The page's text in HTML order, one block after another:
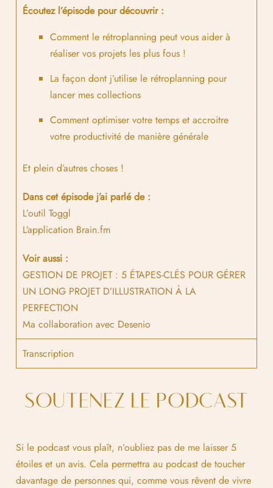
Écoutez l’épisode pour découvrir :
Comment le rétroplanning peut vous aider à
réaliser vos projets les plus fous !
La façon dont j’utilise le rétroplanning pour
lancer mes collections
Comment optimiser votre temps et accroitre
votre productivité de manière générale
Et plein d’autres choses !
Dans cet épisode j’ai parlé de :
L’outil Toggl
L’application Brain.fm
Voir aussi :
GESTION DE PROJET : 5 ÉTAPES-CLÉS POUR GÉRER
UN LONG PROJET D’ILLUSTRATION À LA
PERFECTION
Ma collaboration avec Desenio
Transcription
SOUTENEZ LE PODCAST
Si le podcast vous plaît, n’oubliez pas de me laisser 5
étoiles et un avis. Cela permettra au podcast de toucher
davantage de personnes qui, comme vous rêvent de vivre